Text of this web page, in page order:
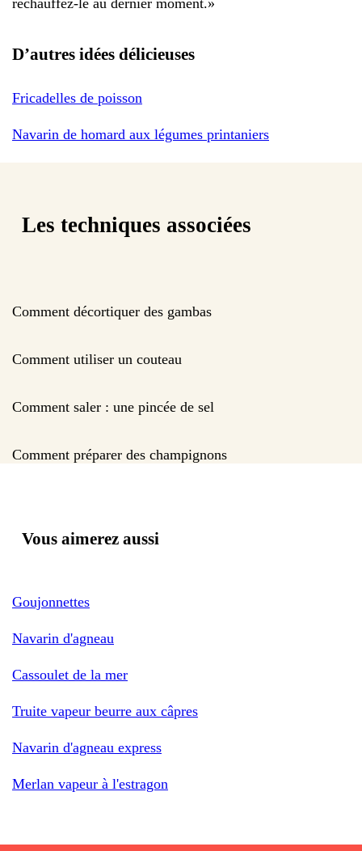
D’autres idées délicieuses
Fricadelles de poisson
Navarin de homard aux légumes printaniers
Les techniques associées
Comment décortiquer des gambas
Comment utiliser un couteau
Comment saler : une pincée de sel
Comment préparer des champignons
Vous aimerez aussi
Goujonnettes
Navarin d'agneau
Cassoulet de la mer
Truite vapeur beurre aux câpres
Navarin d'agneau express
Merlan vapeur à l'estragon